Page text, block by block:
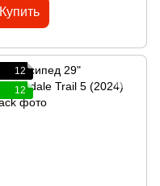
Купить
12
12